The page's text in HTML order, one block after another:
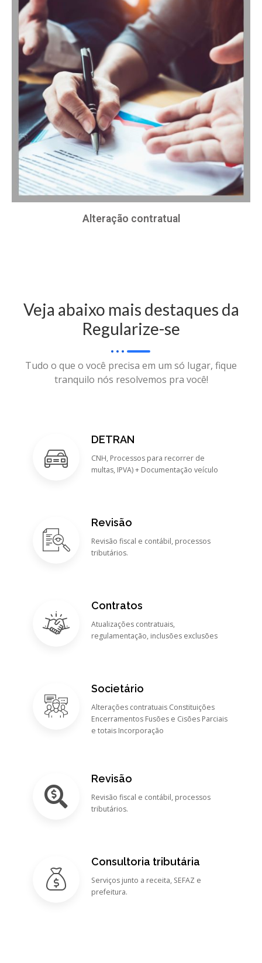
Alteração contratual
Veja abaixo mais destaques da
Regularize-se
Tudo o que o você precisa em um só lugar, fique
tranquilo nós resolvemos pra você!
DETRAN
CNH, Processos para recorrer de
multas, IPVA) + Documentação veículo
Revisão
Revisão fiscal e contábil, processos
tributários.
Contratos
Atualizações contratuais,
regulamentação, inclusões exclusões
Societário
Alterações contratuais Constituições
Encerramentos Fusões e Cisões Parciais
e totais Incorporação
Revisão
Revisão fiscal e contábil, processos
tributários.
Consultoria tributária
Serviços junto a receita, SEFAZ e
prefeitura.